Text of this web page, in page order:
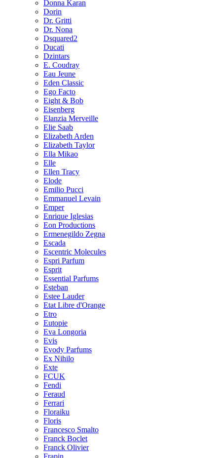
Donna Karan
Dorin
Dr. Gritti
Dr. Nona
Dsquared2
Ducati
Dzintars
E. Coudray
Eau Jeune
Eden Classic
Ego Facto
Eight & Bob
Eisenberg
Elanzia Merveille
Elie Saab
Elizabeth Arden
Elizabeth Taylor
Ella Mikao
Elle
Ellen Tracy
Elode
Emilio Pucci
Emmanuel Levain
Emper
Enrique Iglesias
Eon Productions
Ermenegildo Zegna
Escada
Escentric Molecules
Espri Parfum
Esprit
Essential Parfums
Esteban
Estee Lauder
Etat Libre d'Orange
Etro
Eutopie
Eva Longoria
Evis
Evody Parfums
Ex Nihilo
Exte
FCUK
Fendi
Feraud
Ferrari
Floraiku
Floris
Francesco Smalto
Franck Boclet
Franck Olivier